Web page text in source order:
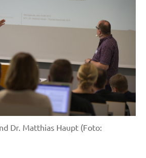
Dr. Matthias Haupt (Foto: